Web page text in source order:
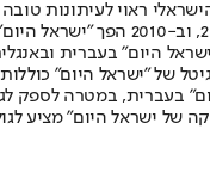
ראוי לעיתונות
תשלום. המהדורה
של "ישראל היום"
היום" בעברית, במטרה
של ישראל היום" מציע